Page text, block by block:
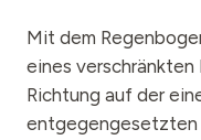
Mit dem
eines verschränkten
Richtung auf der
entgegengesetzten